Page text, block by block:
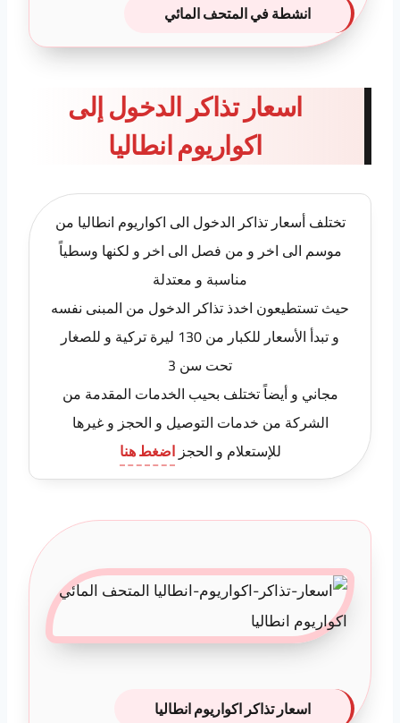
انشطة في المتحف المائي
اسعار تذاكر الدخول إلى
اكواريوم انطاليا
تختلف أسعار تذاكر الدخول الى اكواريوم انطاليا من
موسم الى اخر و من فصل الى اخر و لكنها وسطياً
مناسبة و معتدلة
حيث تستطيعون اخدذ تذاكر الدخول من المبنى نفسه
و تبدأ الأسعار للكبار من 130 ليرة تركية و للصغار
تحت سن 3
مجاني و أيضاً تختلف بحيب الخدمات المقدمة من
الشركة من خدمات التوصيل و الحجز و غيرها
للإستعلام و الحجزاضغط هنا
اسعار تذاكر اكواريوم انطاليا